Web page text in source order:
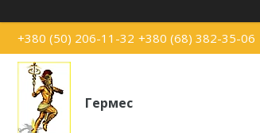
+380 (50) 206-11-32 +380 (68) 382-35-06
Гермес